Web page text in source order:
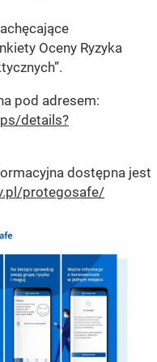
Oceny Ryzyka
pod adresem:
details?
dostępna jest
protegosafe/